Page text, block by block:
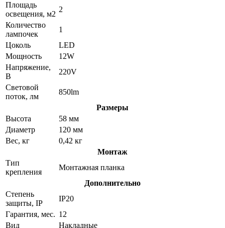
Площадь
освещения, м2
2
Количество
лампочек
1
Цоколь
LED
Мощность
12W
Напряжение,
В
220V
Световой
поток, лм
850lm
Размеры
Высота
58 мм
Диаметр
120 мм
Вес, кг
0,42 кг
Монтаж
Тип
крепления
Монтажная планка
Дополнительно
Степень
защиты, IP
IP20
Гарантия, мес. 12
Вид
Накладные